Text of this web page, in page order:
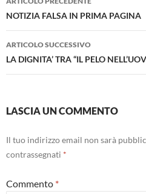
articolo
NOTIZIA FALSA IN PRIMA PAGINA
ARTICOLO SUCCESSIVO
LA DIGNITA’ TRA “IL PELO
LASCIA UN COMMENTO
Il tuo indirizzo email non sarà
contrassegnati *
Commento *